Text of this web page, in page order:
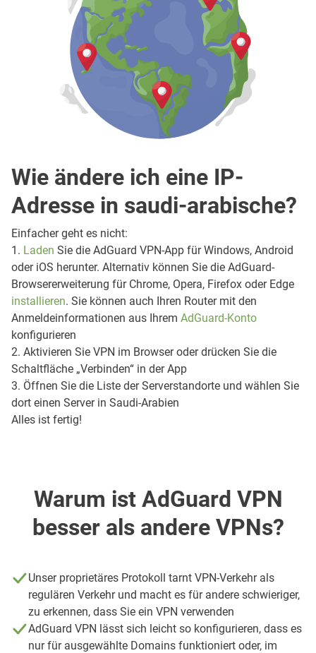
Wie ändere ich eine IP-
Adresse in saudi-arabische?
Einfacher geht es nicht:
1. Laden Sie die AdGuard VPN-App für Windows, Android
oder iOS herunter. Alternativ können Sie die AdGuard-
Browsererweiterung für Chrome, Opera, Firefox oder Edge
installieren. Sie können auch Ihren Router mit den
Anmeldeinformationen aus Ihrem AdGuard-Konto
konfigurieren
2. Aktivieren Sie VPN im Browser oder drücken Sie die
Schaltfläche „Verbinden“ in der App
3. Öffnen Sie die Liste der Serverstandorte und wählen Sie
dort einen Server in Saudi-Arabien
Alles ist fertig!
Warum ist AdGuard VPN
besser als andere VPNs?
Unser proprietäres Protokoll tarnt VPN-Verkehr als
regulären Verkehr und macht es für andere schwieriger,
zu erkennen, dass Sie ein VPN verwenden
AdGuard VPN lässt sich leicht so konfigurieren, dass es
nur für ausgewählte Domains funktioniert oder, im